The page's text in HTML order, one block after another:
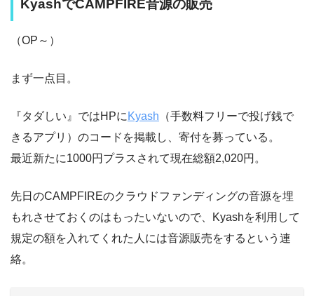
KyashでCAMPFIRE音源の販売
（OP～）
まず一点目。
『タダしい』ではHPにKyash （手数料フリーで投げ銭で
きるアプリ）のコードを掲載し、寄付を募っている。
最近新たに1000円プラスされて現在総額2,020円。
先日のCAMPFIREのクラウドファンディングの音源を埋
もれさせておくのはもったいないので、Kyashを利用して
規定の額を入れてくれた人には音源販売をするという連
絡。